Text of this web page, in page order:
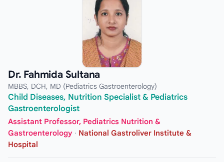
Dr. Fahmida Sultana
MBBS, DCH, MD (Pediatrics Gastroenterology)
Child Diseases, Nutrition Specialist & Pediatrics
Gastroenterologist
Assistant Professor, Pediatrics Nutrition &
Gastroenterology · National Gastroliver Institute &
Hospital